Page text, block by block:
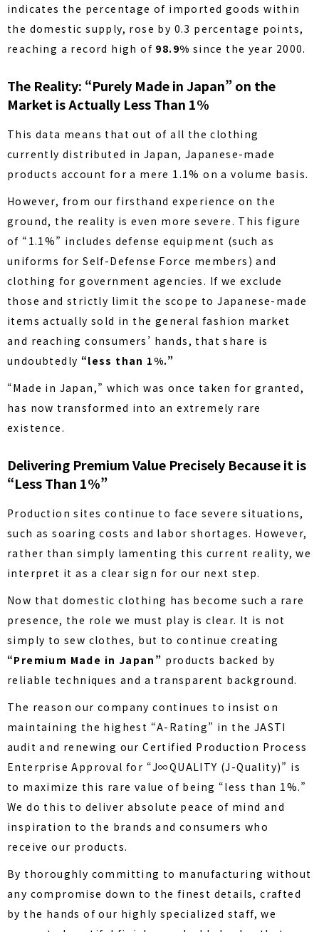
indicates the percentage of imported goods within
the domestic supply, rose by 0.3 percentage points,
reaching a record high of 98.9% since the year 2000.
The Reality: “Purely Made in Japan” on the
Market is Actually Less Than 1%
This data means that out of all the clothing
currently distributed in Japan, Japanese-made
products account for a mere 1.1% on a volume basis.
However, from our firsthand experience on the
ground, the reality is even more severe. This figure
of “1.1%” includes defense equipment (such as
uniforms for Self-Defense Force members) and
clothing for government agencies. If we exclude
those and strictly limit the scope to Japanese-made
items actually sold in the general fashion market
and reaching consumers’ hands, that share is
undoubtedly “less than 1%.”
“Made in Japan,” which was once taken for granted,
has now transformed into an extremely rare
existence.
Delivering Premium Value Precisely Because it is
“Less Than 1%”
Production sites continue to face severe situations,
such as soaring costs and labor shortages. However,
rather than simply lamenting this current reality, we
interpret it as a clear sign for our next step.
Now that domestic clothing has become such a rare
presence, the role we must play is clear. It is not
simply to sew clothes, but to continue creating
“Premium Made in Japan” products backed by
reliable techniques and a transparent background.
The reason our company continues to insist on
maintaining the highest “A-Rating” in the JASTI
audit and renewing our Certified Production Process
Enterprise Approval for “J∞QUALITY (J-Quality)” is
to maximize this rare value of being “less than 1%.”
We do this to deliver absolute peace of mind and
inspiration to the brands and consumers who
receive our products.
By thoroughly committing to manufacturing without
any compromise down to the finest details, crafted
by the hands of our highly specialized staff, we